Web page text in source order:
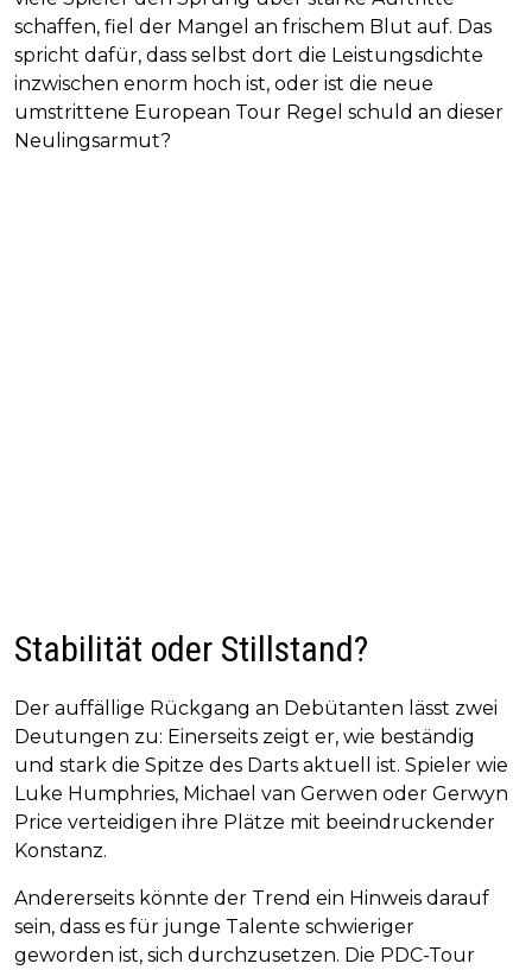
schaffen, fiel der Mangel an frischem Blut auf. Das
spricht dafür, dass selbst dort die Leistungsdichte
inzwischen enorm hoch ist, oder ist die neue
umstrittene European Tour Regel schuld an dieser
Neulingsarmut?
Stabilität oder Stillstand?
Der auffällige Rückgang an Debütanten lässt zwei
Deutungen zu: Einerseits zeigt er, wie beständig
und stark die Spitze des Darts aktuell ist. Spieler wie
Luke Humphries, Michael van Gerwen oder Gerwyn
Price verteidigen ihre Plätze mit beeindruckender
Konstanz.
Andererseits könnte der Trend ein Hinweis darauf
sein, dass es für junge Talente schwieriger
geworden ist, sich durchzusetzen. Die PDC-Tour